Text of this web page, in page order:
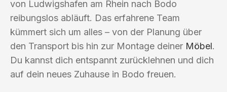
von Ludwigshafen am Rhein nach Bodo
reibungslos abläuft. Das erfahrene Team
kümmert sich um alles – von der Planung über
den Transport bis hin zur Montage deiner Möbel.
Du kannst dich entspannt zurücklehnen und dich
auf dein neues Zuhause in Bodo freuen.